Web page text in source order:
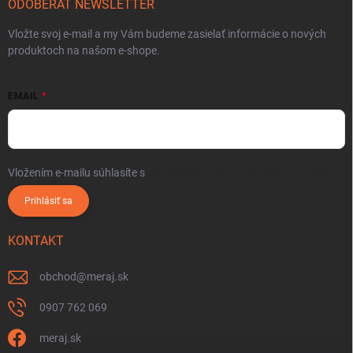
ODOBERAŤ NEWSLETTER
Vložte svoj e-mail a my Vám budeme zasielať informácie o nových
produktoch na našom e-shope.
EMAIL
Vložením e-mailu súhlasíte s
Prihlásiť sa
KONTAKT
obchod@meraj.sk
0907 762 069
meraj.sk